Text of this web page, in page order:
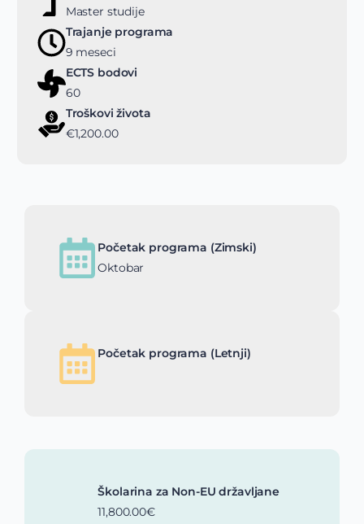
Master studije
Trajanje programa
9 meseci
ECTS bodovi
60
Troškovi života
€1,200.00
Početak programa (Zimski)
Oktobar
Početak programa (Letnji)
Školarina za Non-EU državljane
11,800.00€